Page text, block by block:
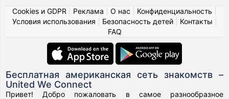
Cookies и GDPR
Реклама О нас Конфиденциальность
Условия использования
Безопасность детей| Контакты
FAQ
Бесплатная американская сеть знакомств –
United We Connect
Привет! Добро пожаловать в самое разнообразное